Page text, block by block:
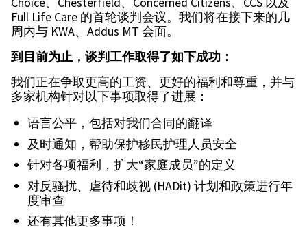
Full Life Care 的首轮谈判会议。我们将在接下来的几
周内与 KWA、Addus MT 会面。
到目前为止，谈判工作取得了如下成功：
我们正在争取更高的工资、更好的福利和尊重，并与
多家机构针对以下事项取得了进展：
语言公平，包括对我们合同的翻译
及时通知，帮助保护移民护理人员安全
针对各项福利，扩大“家庭成员”的定义
对反骚扰、虐待和歧视 (HADit) 计划和政策进行年
度审查
还有其他更多事项！